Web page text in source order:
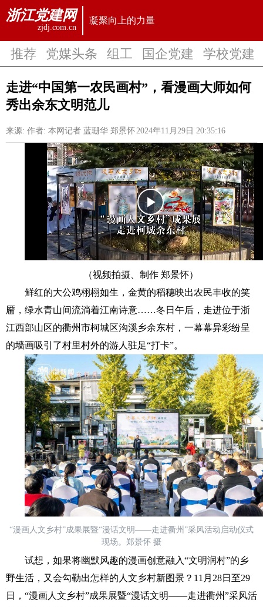
浙江党建网
zjdj.com.cn
凝聚向上的力量
推荐 党媒头条 组工 国企党建 学校党建
走进“中国第一农民画村”，看漫画大师如何
秀出余东文明范儿
来源: 作者: 本网记者 蓝珊华 郑景怀2024年11月29日 20:35:16
（视频拍摄、制作 郑景怀）
鲜红的大公鸡栩栩如生，金黄的稻穗映出农民丰收的笑
靥，绿水青山间流淌着江南诗意……冬日午后，走进位于浙
江西部山区的衢州市柯城区沟溪乡余东村，一幕幕异彩纷呈
的墙画吸引了村里村外的游人驻足“打卡”。
“漫画人文乡村”成果展暨“漫话文明——走进衢州”采风活动启动仪式
现场。郑景怀 摄
试想，如果将幽默风趣的漫画创意融入“文明润村”的乡
野生活，又会勾勒出怎样的人文乡村新图景？11月28日至29
日，“漫画人文乡村”成果展暨“漫话文明——走进衢州”采风活